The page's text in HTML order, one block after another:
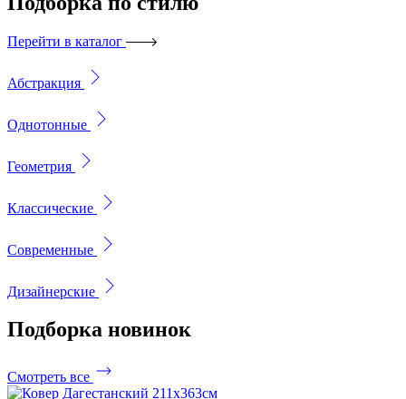
Перейти в каталог
Абстракция
Однотонные
Геометрия
Классические
Современные
Дизайнерские
Подборка новинок
Смотреть все